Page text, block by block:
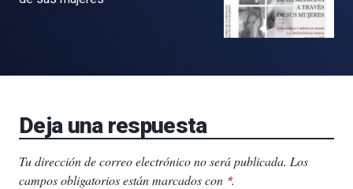
Deja una respuesta
Tu dirección de correo electrónico no será publicada. Los
campos obligatorios están marcados con *.